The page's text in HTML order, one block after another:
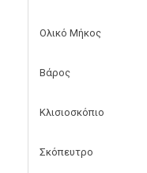
Ολικό Μήκος
Βάρος
Κλισιοσκόπιο
Σκόπευτρο